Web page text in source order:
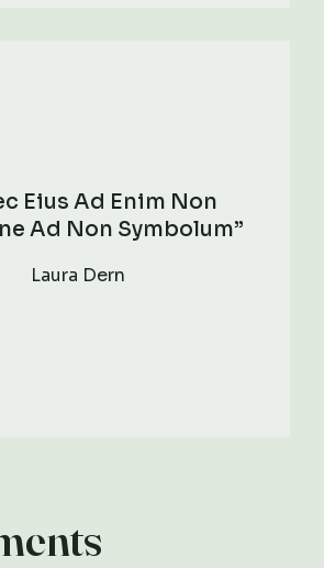
Eius Ad Enim Non
Ad Non Symbolum”
Laura Dern